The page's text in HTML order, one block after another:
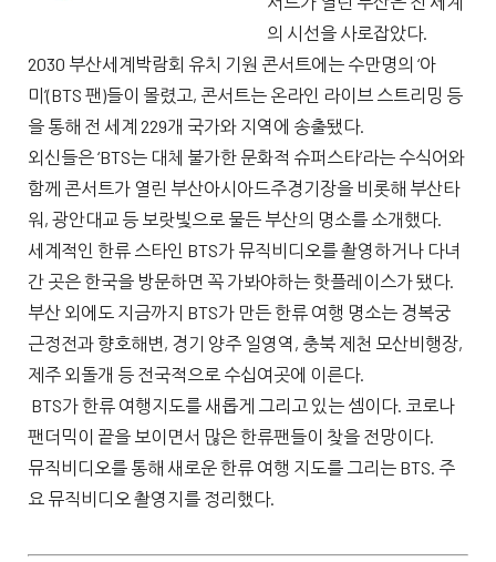
의 시선을 사로잡았다.
2030 부산세계박람회 유치 기원 콘서트에는 수만명의 ‘아
미’(BTS 팬)들이 몰렸고, 콘서트는 온라인 라이브 스트리밍 등
을 통해 전 세계 229개 국가와 지역에 송출됐다.
외신들은 ‘BTS는 대체 불가한 문화적 슈퍼스타’라는 수식어와
함께 콘서트가 열린 부산아시아드주경기장을 비롯해 부산타
워, 광안대교 등 보랏빛으로 물든 부산의 명소를 소개했다.
세계적인 한류 스타인 BTS가 뮤직비디오를 촬영하거나 다녀
간 곳은 한국을 방문하면 꼭 가봐야하는 핫플레이스가 됐다.
부산 외에도 지금까지 BTS가 만든 한류 여행 명소는 경복궁
근정전과 향호해변, 경기 양주 일영역, 충북 제천 모산비행장,
제주 외돌개 등 전국적으로 수십여곳에 이른다.
BTS가 한류 여행지도를 새롭게 그리고 있는 셈이다. 코로나
팬더믹이 끝을 보이면서 많은 한류팬들이 찾을 전망이다.
뮤직비디오를 통해 새로운 한류 여행 지도를 그리는 BTS. 주
요 뮤직비디오 촬영지를 정리했다.